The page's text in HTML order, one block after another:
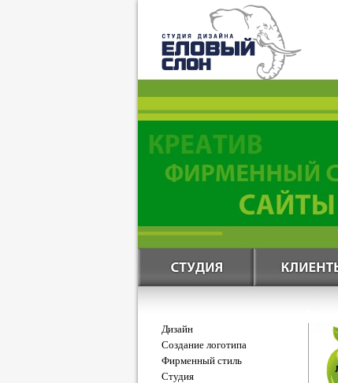
Дизайн
Создание логотипа
Фирменный стиль
Студия